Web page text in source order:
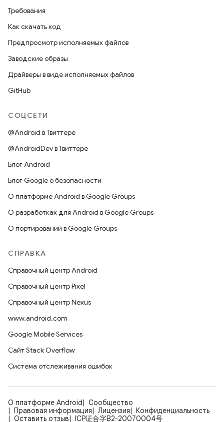
Требования
Как скачать код
Предпросмотр исполняемых файлов
Заводские образы
Драйверы в виде исполняемых файлов
GitHub
СОЦСЕТИ
@Android в Твиттере
@AndroidDev в Твиттере
Блог Android
Блог Google о безопасности
О платформе Android в Google Groups
О разработках для Android в Google Groups
О портировании в Google Groups
СПРАВКА
Справочный центр Android
Справочный центр Pixel
Справочный центр Nexus
www.android.com
Google Mobile Services
Сайт Stack Overflow
Система отслеживания ошибок
О платформе Android
Сообщество
Правовая информация
Лицензия
Конфиденциальность
Оставить отзыв
ICP证合字B2-20070004号